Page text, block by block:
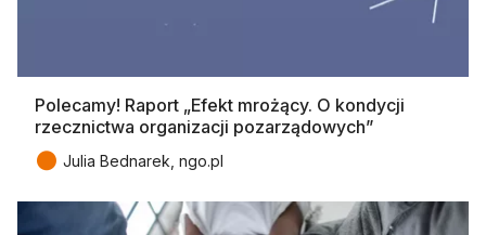
Polecamy! Raport „Efekt mrożący. O kondycji
rzecznictwa organizacji pozarządowych”
● Julia Bednarek, ngo.pl